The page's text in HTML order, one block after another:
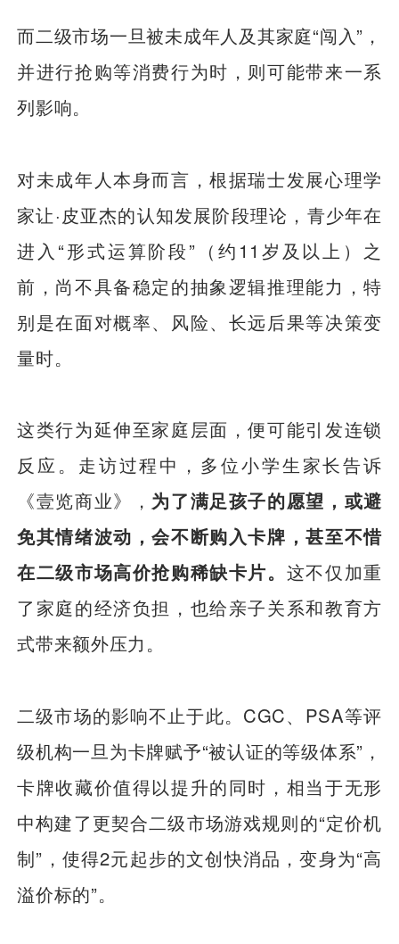
而二级市场一旦被未成年人及其家庭“闯入”，
并进行抢购等消费行为时，则可能带来一系
列影响。
对未成年人本身而言，根据瑞士发展心理学
家让·皮亚杰的认知发展阶段理论，青少年在
进入“形式运算阶段”（约11岁及以上）之
前，尚不具备稳定的抽象逻辑推理能力，特
别是在面对概率、风险、长远后果等决策变
量时。
这类行为延伸至家庭层面，便可能引发连锁
反应。走访过程中，多位小学生家长告诉
《壹览商业》， 为了满足孩子的愿望，或避
免其情绪波动，会不断购入卡牌，甚至不惜
在二级市场高价抢购稀缺卡片。 这不仅加重
了家庭的经济负担，也给亲子关系和教育方
式带来额外压力。
二级市场的影响不止于此。CGC、PSA等评
级机构一旦为卡牌赋予“被认证的等级体系”，
卡牌收藏价值得以提升的同时，相当于无形
中构建了更契合二级市场游戏规则的“定价机
制”，使得2元起步的文创快消品，变身为“高
溢价标的”。